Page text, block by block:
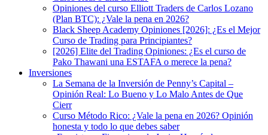
Opiniones del curso Elliott Traders de Carlos Lozano
(Plan BTC): ¿Vale la pena en 2026?
Black Sheep Academy Opiniones [2026]: ¿Es el Mejor
Curso de Trading para Principiantes?
[2026] Elite del Trading Opiniones: ¿Es el curso de
Pako Thawani una ESTAFA o merece la pena?
Inversiones
La Semana de la Inversión de Penny’s Capital –
Opinión Real: Lo Bueno y Lo Malo Antes de Que
Cierr
Curso Método Rico: ¿Vale la pena en 2026? Opinión
honesta y todo lo que debes saber